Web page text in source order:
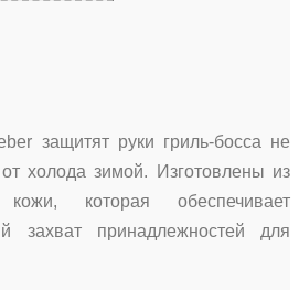
защитят руки гриль-босса не
холода зимой. Изготовлены из
кожи, которая обеспечивает
захват принадлежностей для